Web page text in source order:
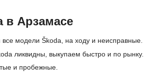
Арзамасе
модели Škoda, на ходу и неисправные.
ликвидны, выкупаем быстро и по рынку.
и пробежные.